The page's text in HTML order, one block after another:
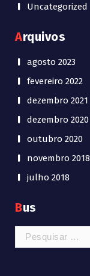
Uncategorized
Arquivos
agosto 2023
fevereiro 2022
dezembro 2021
dezembro 2020
outubro 2020
novembro 2018
julho 2018
Bus